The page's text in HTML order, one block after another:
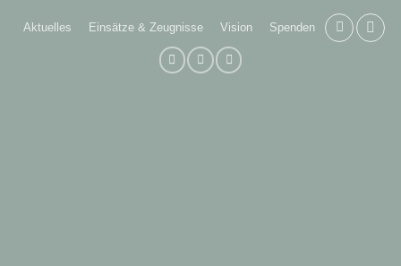
InhaltAktuelles Einsätze & Zeugnisse Vision Spenden